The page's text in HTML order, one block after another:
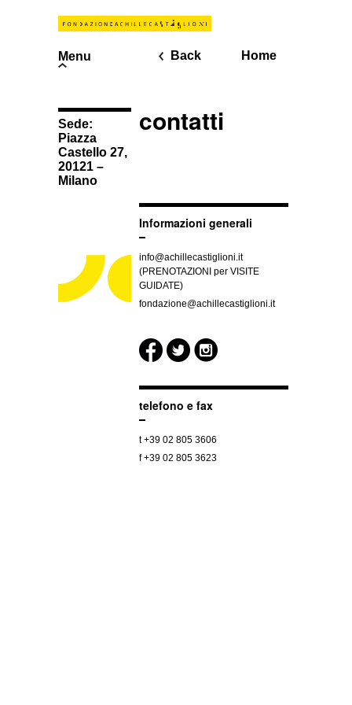
Home
Back
Menu
Sede:
Piazza
Castello 27,
20121 –
Milano
contatti
Informazioni generali
info@achillecastiglioni.it
(PRENOTAZIONI per VISITE
GUIDATE)
fondazione@achillecastiglioni.it
telefono e fax
t +39 02 805 3606
f +39 02 805 3623